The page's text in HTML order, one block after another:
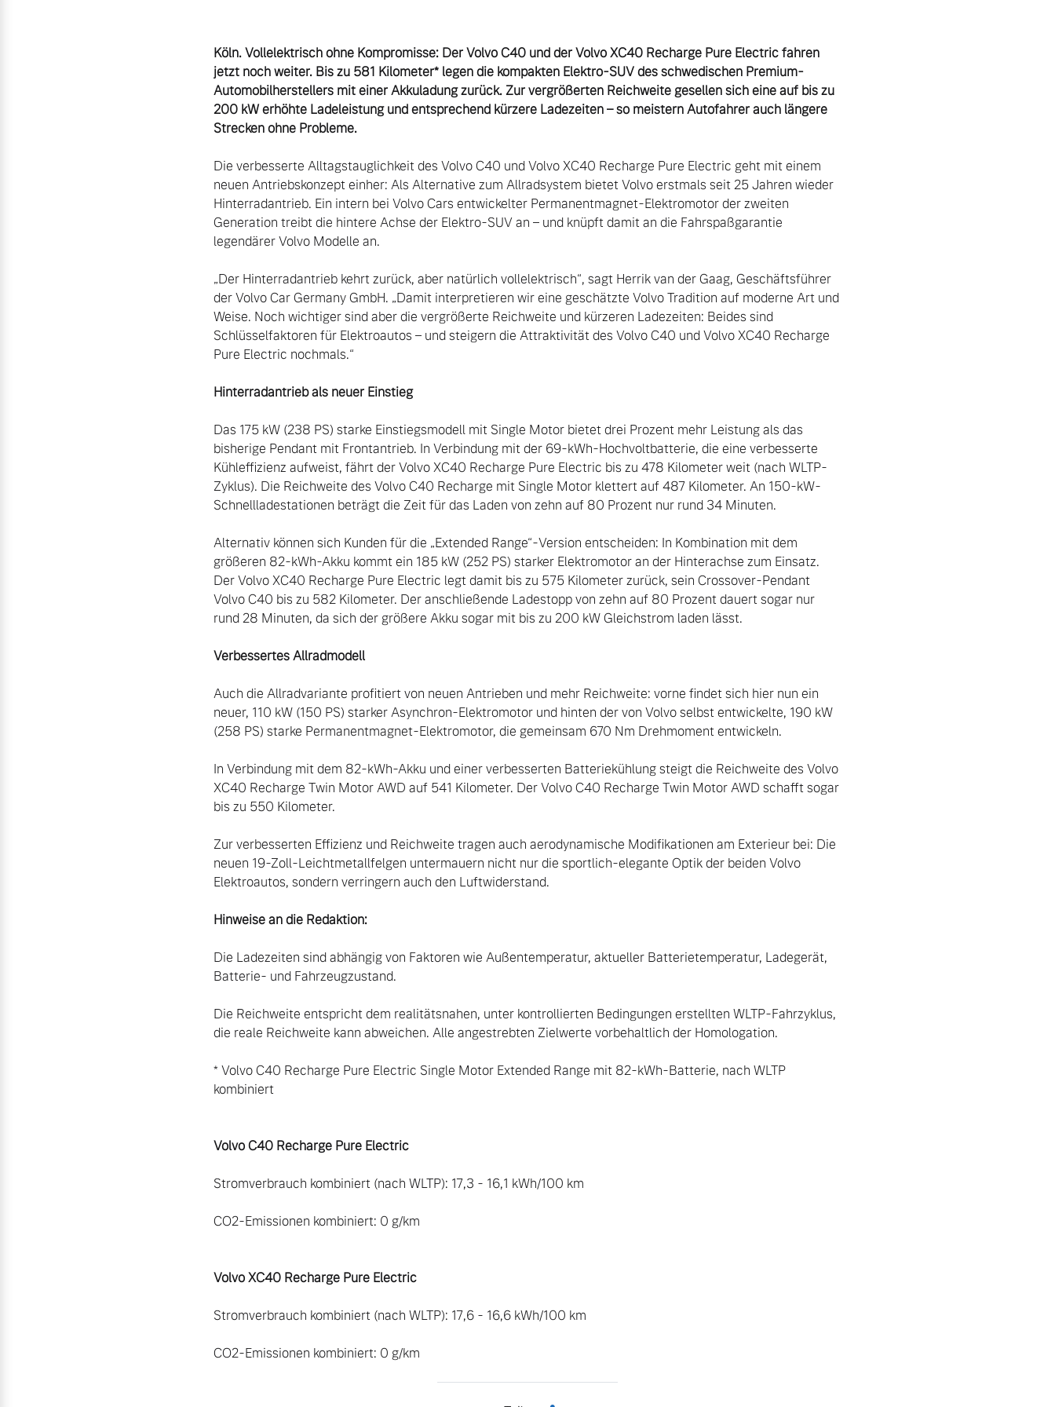
Köln. Vollelektrisch ohne Kompromisse: Der Volvo C40 und der Volvo XC40 Recharge Pure Electric fahren
jetzt noch weiter. Bis zu 581 Kilometer* legen die kompakten Elektro-SUV des schwedischen Premium-
Automobilherstellers mit einer Akkuladung zurück. Zur vergrößerten Reichweite gesellen sich eine auf bis zu
200 kW erhöhte Ladeleistung und entsprechend kürzere Ladezeiten – so meistern Autofahrer auch längere
Strecken ohne Probleme.
Die verbesserte Alltagstauglichkeit des Volvo C40 und Volvo XC40 Recharge Pure Electric geht mit einem
neuen Antriebskonzept einher: Als Alternative zum Allradsystem bietet Volvo erstmals seit 25 Jahren wieder
Hinterradantrieb. Ein intern bei Volvo Cars entwickelter Permanentmagnet-Elektromotor der zweiten
Generation treibt die hintere Achse der Elektro-SUV an – und knüpft damit an die Fahrspaßgarantie
legendärer Volvo Modelle an.
„Der Hinterradantrieb kehrt zurück, aber natürlich vollelektrisch“, sagt Herrik van der Gaag, Geschäftsführer
der Volvo Car Germany GmbH. „Damit interpretieren wir eine geschätzte Volvo Tradition auf moderne Art und
Weise. Noch wichtiger sind aber die vergrößerte Reichweite und kürzeren Ladezeiten: Beides sind
Schlüsselfaktoren für Elektroautos – und steigern die Attraktivität des Volvo C40 und Volvo XC40 Recharge
Pure Electric nochmals.“
Hinterradantrieb als neuer Einstieg
Das 175 kW (238 PS) starke Einstiegsmodell mit Single Motor bietet drei Prozent mehr Leistung als das
bisherige Pendant mit Frontantrieb. In Verbindung mit der 69-kWh-Hochvoltbatterie, die eine verbesserte
Kühleffizienz aufweist, fährt der Volvo XC40 Recharge Pure Electric bis zu 478 Kilometer weit (nach WLTP-
Zyklus). Die Reichweite des Volvo C40 Recharge mit Single Motor klettert auf 487 Kilometer. An 150-kW-
Schnellladestationen beträgt die Zeit für das Laden von zehn auf 80 Prozent nur rund 34 Minuten.
Alternativ können sich Kunden für die „Extended Range“-Version entscheiden: In Kombination mit dem
größeren 82-kWh-Akku kommt ein 185 kW (252 PS) starker Elektromotor an der Hinterachse zum Einsatz.
Der Volvo XC40 Recharge Pure Electric legt damit bis zu 575 Kilometer zurück, sein Crossover-Pendant
Volvo C40 bis zu 582 Kilometer. Der anschließende Ladestopp von zehn auf 80 Prozent dauert sogar nur
rund 28 Minuten, da sich der größere Akku sogar mit bis zu 200 kW Gleichstrom laden lässt.
Verbessertes Allradmodell
Auch die Allradvariante profitiert von neuen Antrieben und mehr Reichweite: vorne findet sich hier nun ein
neuer, 110 kW (150 PS) starker Asynchron-Elektromotor und hinten der von Volvo selbst entwickelte, 190 kW
(258 PS) starke Permanentmagnet-Elektromotor, die gemeinsam 670 Nm Drehmoment entwickeln.
In Verbindung mit dem 82-kWh-Akku und einer verbesserten Batteriekühlung steigt die Reichweite des Volvo
XC40 Recharge Twin Motor AWD auf 541 Kilometer. Der Volvo C40 Recharge Twin Motor AWD schafft sogar
bis zu 550 Kilometer.
Zur verbesserten Effizienz und Reichweite tragen auch aerodynamische Modifikationen am Exterieur bei: Die
neuen 19-Zoll-Leichtmetallfelgen untermauern nicht nur die sportlich-elegante Optik der beiden Volvo
Elektroautos, sondern verringern auch den Luftwiderstand.
Hinweise an die Redaktion:
Die Ladezeiten sind abhängig von Faktoren wie Außentemperatur, aktueller Batterietemperatur, Ladegerät,
Batterie- und Fahrzeugzustand.
Die Reichweite entspricht dem realitätsnahen, unter kontrollierten Bedingungen erstellten WLTP-Fahrzyklus,
die reale Reichweite kann abweichen. Alle angestrebten Zielwerte vorbehaltlich der Homologation.
* Volvo C40 Recharge Pure Electric Single Motor Extended Range mit 82-kWh-Batterie, nach WLTP
kombiniert
Volvo C40 Recharge Pure Electric
Stromverbrauch kombiniert (nach WLTP): 17,3 - 16,1 kWh/100 km
CO2-Emissionen kombiniert: 0 g/km
Volvo XC40 Recharge Pure Electric
Stromverbrauch kombiniert (nach WLTP): 17,6 - 16,6 kWh/100 km
CO2-Emissionen kombiniert: 0 g/km